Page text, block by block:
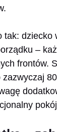
dziecko
–
frontów.